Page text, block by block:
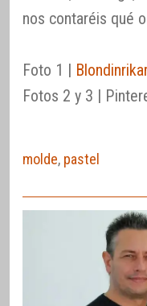
nos contaréis qué
Foto 1 |
Fotos 2 y 3 |
molde, pastel